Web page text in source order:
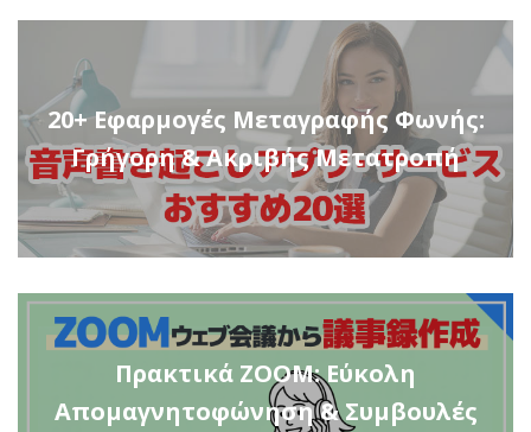
20+ Εφαρμογές Μεταγραφής Φωνής:
Γρήγορη & Ακριβής Μετατροπή
Πρακτικά ZOOM: Εύκολη
Απομαγνητοφώνηση & Συμβουλές